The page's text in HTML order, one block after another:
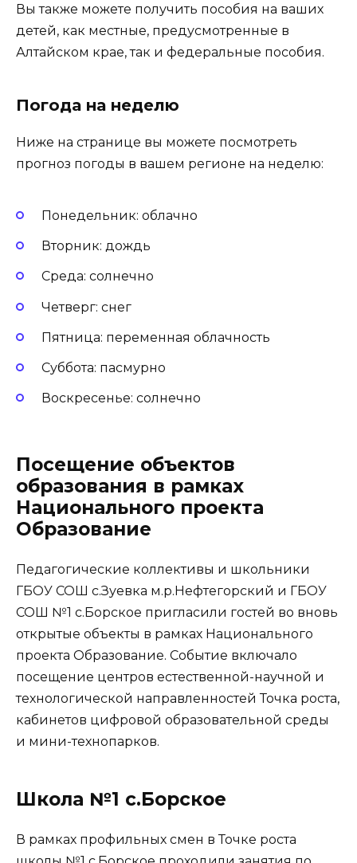
Вы также можете получить пособия на ваших
детей, как местные, предусмотренные в
Алтайском крае, так и федеральные пособия.
Погода на неделю
Ниже на странице вы можете посмотреть
прогноз погоды в вашем регионе на неделю:
Понедельник: облачно
Вторник: дождь
Среда: солнечно
Четверг: снег
Пятница: переменная облачность
Суббота: пасмурно
Воскресенье: солнечно
Посещение объектов
образования в рамках
Национального проекта
Образование
Педагогические коллективы и школьники
ГБОУ СОШ с.Зуевка м.р.Нефтегорский и ГБОУ
СОШ №1 с.Борское пригласили гостей во вновь
открытые объекты в рамках Национального
проекта Образование. Событие включало
посещение центров естественной-научной и
технологической направленностей Точка роста,
кабинетов цифровой образовательной среды
и мини-технопарков.
Школа №1 с.Борское
В рамках профильных смен в Точке роста